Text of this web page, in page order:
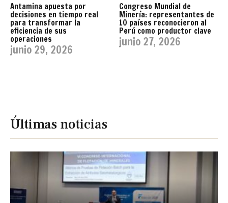
Antamina apuesta por
decisiones en tiempo real
para transformar la
eficiencia de sus
operaciones
junio 29, 2026
Congreso Mundial de
Minería: representantes de
10 países reconocieron al
Perú como productor clave
junio 27, 2026
Últimas noticias